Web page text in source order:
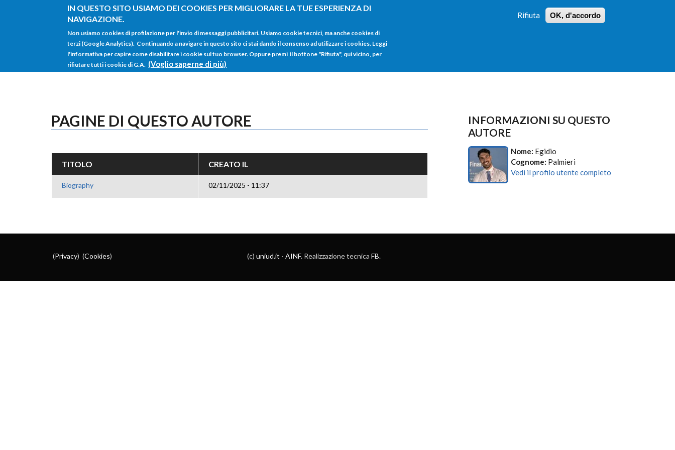
IN QUESTO SITO USIAMO DEI COOKIES PER MIGLIORARE LA TUE ESPERIENZA DI
NAVIGAZIONE.
Non usiamo cookies di profilazione per l'invio di messaggi pubblicitari. Usiamo cookie tecnici, ma anche cookies di
terzi (Google Analytics). Continuando a navigare in questo sito ci stai dando il consenso ad utilizzare i cookies. Leggi
l'informativa per capire come disabilitare i cookie sul tuo browser. Oppure premi il bottone "Rifiuta", qui vicino, per
rifiutare tutti i cookie di G.A. (Voglio saperne di più)
Rifiuta OK, d'accordo
Salta al contenuto principale
RICERCA
HOME
PAGINE DI QUESTO AUTORE
TITOLO CREATO IL
Biography 02/11/2025 - 11:37
INFORMAZIONI SU QUESTO
AUTORE
Nome: Egidio
Cognome: Palmieri
Vedi il profilo utente completo
(Privacy) (Cookies) (c) uniud.it - AINF. Realizzazione tecnica FB.